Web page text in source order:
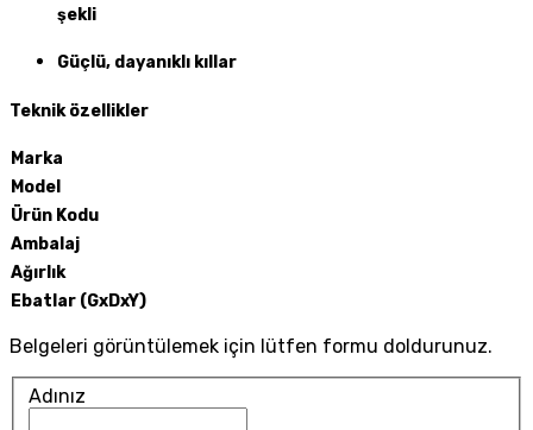
şekli
Güçlü, dayanıklı kıllar
Teknik özellikler
Marka
Model
Ürün Kodu
Ambalaj
Ağırlık
Ebatlar (GxDxY)
Belgeleri görüntülemek için lütfen formu doldurunuz.
Adınız